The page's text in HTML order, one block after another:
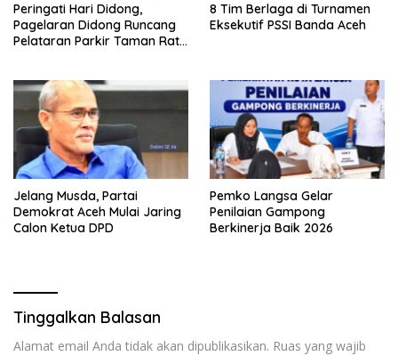
Peringati Hari Didong,
Pagelaran Didong Runcang
Pelataran Parkir Taman Ratu
8 Tim Berlaga di Turnamen
Eksekutif PSSI Banda Aceh
Jelang Musda, Partai
Demokrat Aceh Mulai Jaring
Calon Ketua DPD
Pemko Langsa Gelar
Penilaian Gampong
Berkinerja Baik 2026
Tinggalkan Balasan
Alamat email Anda tidak akan dipublikasikan. Ruas yang wajib